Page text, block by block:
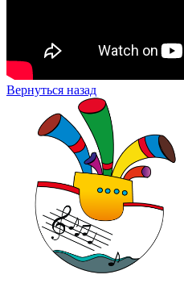
Вернуться назад